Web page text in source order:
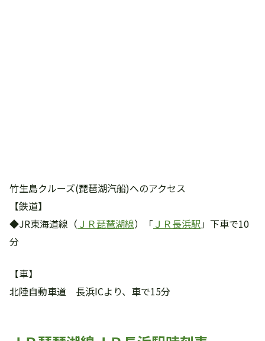
竹生島クルーズ(琵琶湖汽船)へのアクセス
【鉄道】
◆JR東海道線（ ＪＲ琵琶湖線）「 ＪＲ長浜駅」下車で10
分
【車】
北陸自動車道 長浜ICより、車で15分